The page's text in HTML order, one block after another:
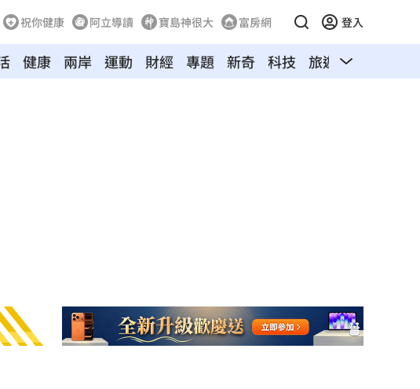
祝你健康 阿立導讀 寶島神很大 富房網 登入
健康 兩岸 運動 財經 專題 新奇 科技 旅遊 汽車